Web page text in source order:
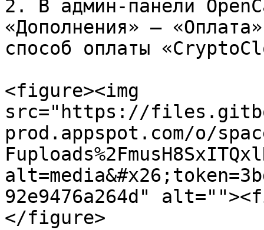
2. В админ-панели
«Дополнения» –
способ оплаты
<figure><img
src="https://
prod.appspot.com/o/
92e9476a264d"
</figure>